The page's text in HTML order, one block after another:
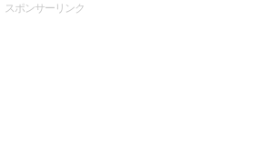
スポンサーリンク